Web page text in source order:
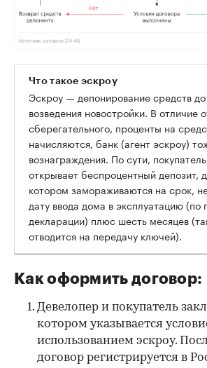
Что такое эскроу
Эскроу — депонирование средств
возведения новостройки. В отличие
сберегательного, проценты на
начисляются, банк (агент эскроу)
вознаграждения. По сути,
открывает беспроцентный депозит,
котором замораживаются на срок,
дату ввода дома в эксплуатацию (по
декларации) плюс шесть месяцев
отводится на передачу ключей).
Как оформить договор:
Девелопер и покупатель
котором указывается
использованием эскроу.
договор регистрируется в